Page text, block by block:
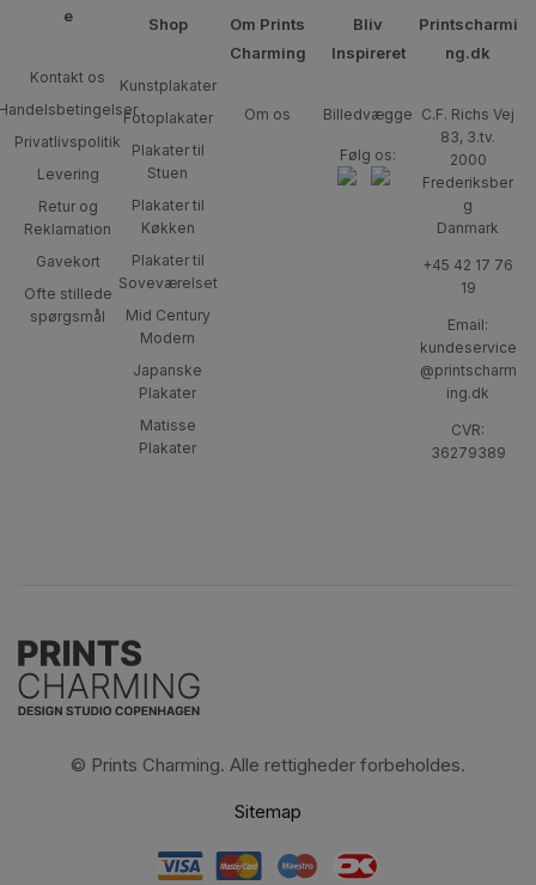
e
Kontakt os
Privatlivspolitik
Levering
Retur og
Reklamation
Gavekort
Ofte stillede
spørgsmål
Shop
Kunstplakater
Fotoplakater
Plakater til
Stuen
Plakater til
Køkken
Plakater til
Soveværelset
Mid Century
Modern
Japanske
Plakater
Matisse
Plakater
Om Prints
Charming
Om os
Bliv
Inspireret
Billedvægge
Følg os:
Printscharmi
ng.dk
C.F. Richs Vej
83, 3.tv.
2000
Frederiksber
g
Danmark
+45 42 17 76
19
Email:
kundeservice
@printscharm
ing.dk
CVR:
36279389
© Prints Charming. Alle rettigheder forbeholdes.
Sitemap